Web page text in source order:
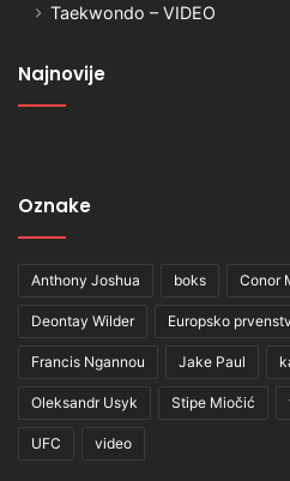
Taekwondo – VIDEO
Najnovije
Oznake
Anthony Joshua boks Conor
Deontay Wilder Europsko
Francis Ngannou Jake Paul
Oleksandr Usyk Stipe Miočić
UFC video